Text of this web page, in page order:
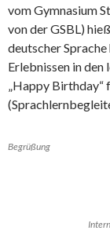
vom Gymnasium
von der GSBL)
deutscher
Erlebnissen in
„Happy Birthday“
Begrüßung